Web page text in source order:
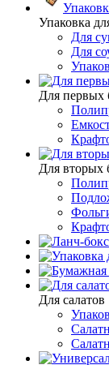
Упаковка
Для
Для
Для первых
Для вторых
Для салатов